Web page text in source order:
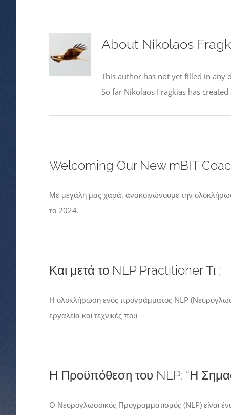
About Nikolaos
This author has not yet filled in any
So far Nikolaos Fragkias has
Welcoming Our New mBIT
Με μεγάλη μας χαρά, ανακοινώνουμε την
το 2024.
Και μετά το NLP Practitioner Τι ;
Η ολοκλήρωση ενός προγράμματος NLP
εργαλεία και τεχνικές που
Η Προϋπόθεση του NLP: “Η
Ο Νευρογλωσσικός Προγραμματισμός (NLP) είναι